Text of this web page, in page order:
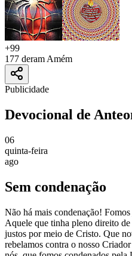
+99
177 deram Amém
Publicidade
Devocional de
06
quinta-feira
ago
Sem condenação
Não há mais condenação!
Aquele que tinha pleno direito
justos por meio de Cristo. Que
rebelamos contra o nosso